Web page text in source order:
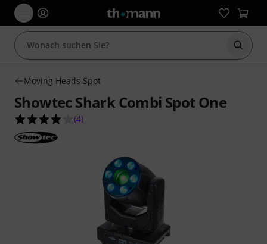
Suche
Moving Heads Spot
Showtec Shark Combi Spot One
4.0 von 5 Sternen aus 4 Kundenbewertungen
(4)